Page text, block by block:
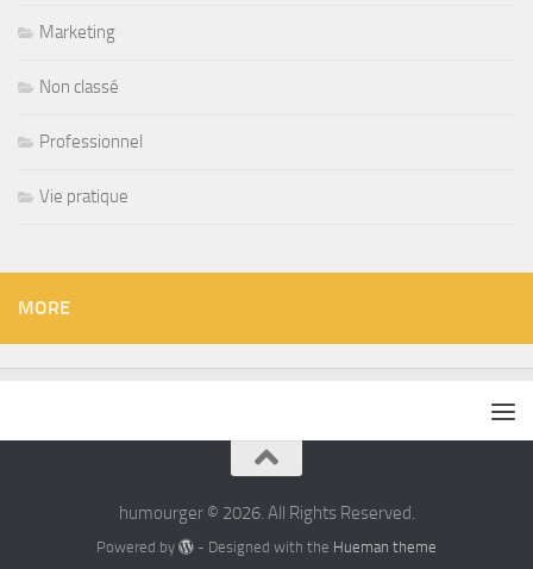
Marketing
Non classé
Professionnel
Vie pratique
MORE
humourger © 2026. All Rights Reserved.
Powered by - Designed with the Hueman theme